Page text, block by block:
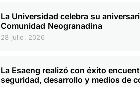
La Universidad celebra su
Comunidad Neogranadina
28 julio, 2026
La Esaeng realizó con éxito
seguridad, desarrollo y medios de